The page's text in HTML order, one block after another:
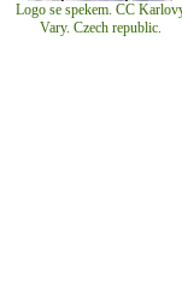
Logo se spekem. CC
Vary. Czech republic.